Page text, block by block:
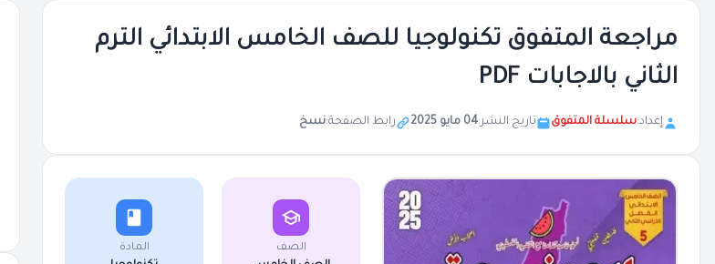
مراجعة المتفوق تكنولوجيا للصف الخامس الابتدائي الترم
الثاني بالاجابات PDF
إعداد:سلسلة المتفوق تاريخ النشر:04 مايو 2025 رابط الصفحة:نسخ
الصف المادة